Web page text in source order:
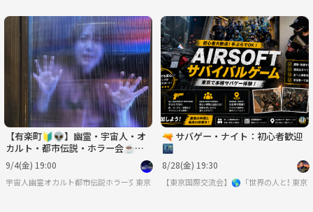
【有楽町🔰👽】幽霊・宇宙人・オ
カルト・都市伝説・ホラー会☕️途
中参加可♪
9/4(金) 19:00
宇宙人幽霊オカルト都市伝説ホラー交流会
東京
🔫 サバゲー・ナイト：初心者歓迎
🌃
8/28(金) 19:30
【東京国際交流会】🌎「世界の人と繋り
東京